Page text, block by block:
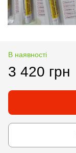
В наявності
3 420 грн